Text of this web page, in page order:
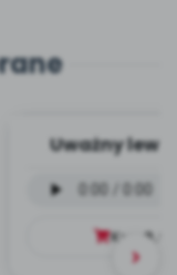
Uważny lew
Kup 9.99